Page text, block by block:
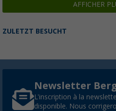
AFFICHER
ZULETZT BESUCHT
Newsletter
L'inscription à la
disponible. Nous